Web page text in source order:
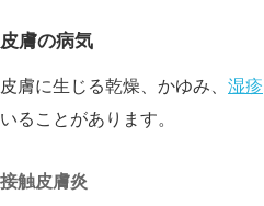
皮膚の病気
皮膚に生じる乾燥、かゆみ、 湿疹
いることがあります。
接触皮膚炎